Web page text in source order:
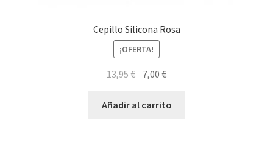
Cepillo Silicona Rosa
¡OFERTA!
13,95€ El
original
7,00€El
actual
Añadir al carrito